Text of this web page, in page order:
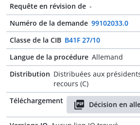
Requête en révision de -
Numéro de la demande 99102033.0
Classe de la CIB B41F 27/10
Langue de la procédure Allemand
Distribution Distribuées aux
recours (C)
Téléchargement
Décision en